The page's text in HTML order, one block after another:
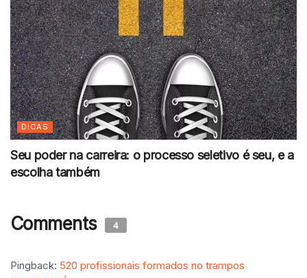
DICAS
Seu poder na carreira: o processo seletivo é seu, e a
escolha também
Comments 4
Pingback: 520 profissionais formados no trampos